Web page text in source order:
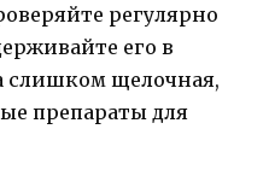
регулярно
его в
слишком щелочная,
препараты для